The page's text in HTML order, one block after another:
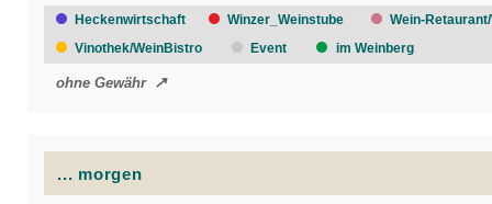
Heckenwirtschaft Winzer_Weinstube
Wein-
Vinothek/WeinBistro
Event im Weinberg
ohne Gewähr
... morgen